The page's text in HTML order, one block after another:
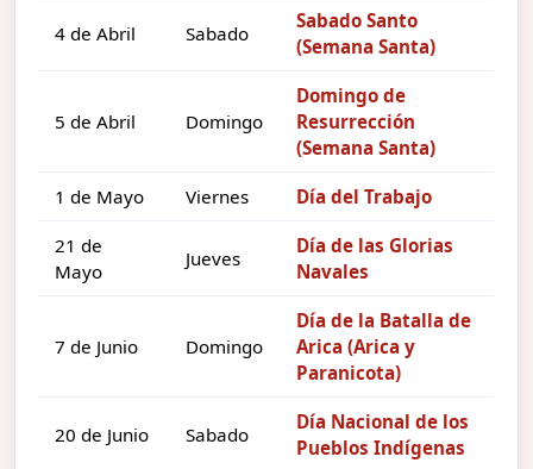
4 de Abril Sabado
Sabado Santo
(Semana Santa)
5 de Abril Domingo
Domingo de
Resurrección
(Semana Santa)
1 de Mayo Viernes Día del Trabajo
21 de
Mayo
Jueves
Día de las Glorias
Navales
7 de Junio Domingo
Día de la Batalla de
Arica (Arica y
Paranicota)
20 de Junio Sabado
Día Nacional de los
Pueblos Indígenas